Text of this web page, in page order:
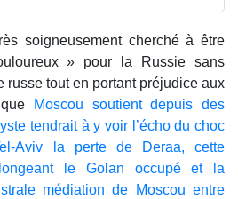
soigneusement cherché à être
» pour la Russie sans
russe tout en portant préjudice aux
Moscou soutient depuis des
tendrait à y voir l’écho du choc
Aviv la perte de Deraa, cette
le Golan occupé et la
médiation de Moscou entre